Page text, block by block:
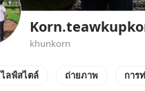
khunkorn
ไลฟ์สไตล์ ถ่ายภาพ การ